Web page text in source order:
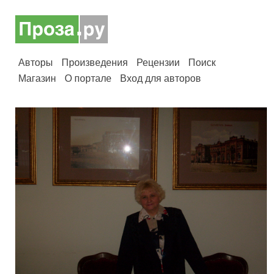
Авторы Произведения Рецензии
Поиск
Магазин
О портале Вход для авторов